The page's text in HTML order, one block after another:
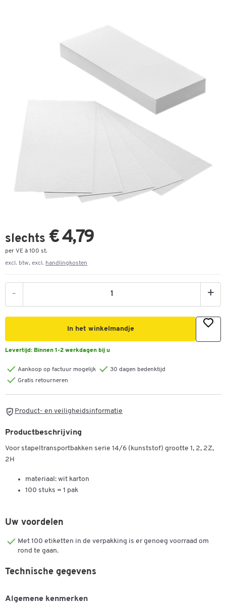
slechts € 4,79
per VE à 100 st.
excl. btw, excl. handlingkosten
- +
In het winkelmandje
Levertijd: Binnen 1-2 werkdagen bij u
Aankoop op factuur mogelijk
30 dagen bedenktijd
Gratis retourneren
Product- en veiligheidsinformatie
Productbeschrijving
Voor stapeltransportbakken serie 14/6 (kunststof) grootte 1, 2, 2Z,
2H
materiaal: wit karton
100 stuks = 1 pak
Uw voordelen
Met 100 etiketten in de verpakking is er genoeg voorraad om
rond te gaan.
Technische gegevens
Algemene kenmerken